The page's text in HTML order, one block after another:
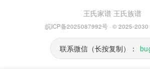
王氏家谱 王氏族谱
皖ICP备2025087992号· © 2025-2030
联系微信（长按复制）：